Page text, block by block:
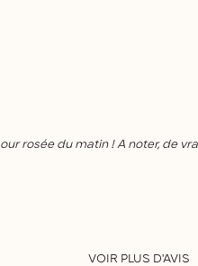
rosée du matin ! A noter, de
VOIR PLUS D'AVIS